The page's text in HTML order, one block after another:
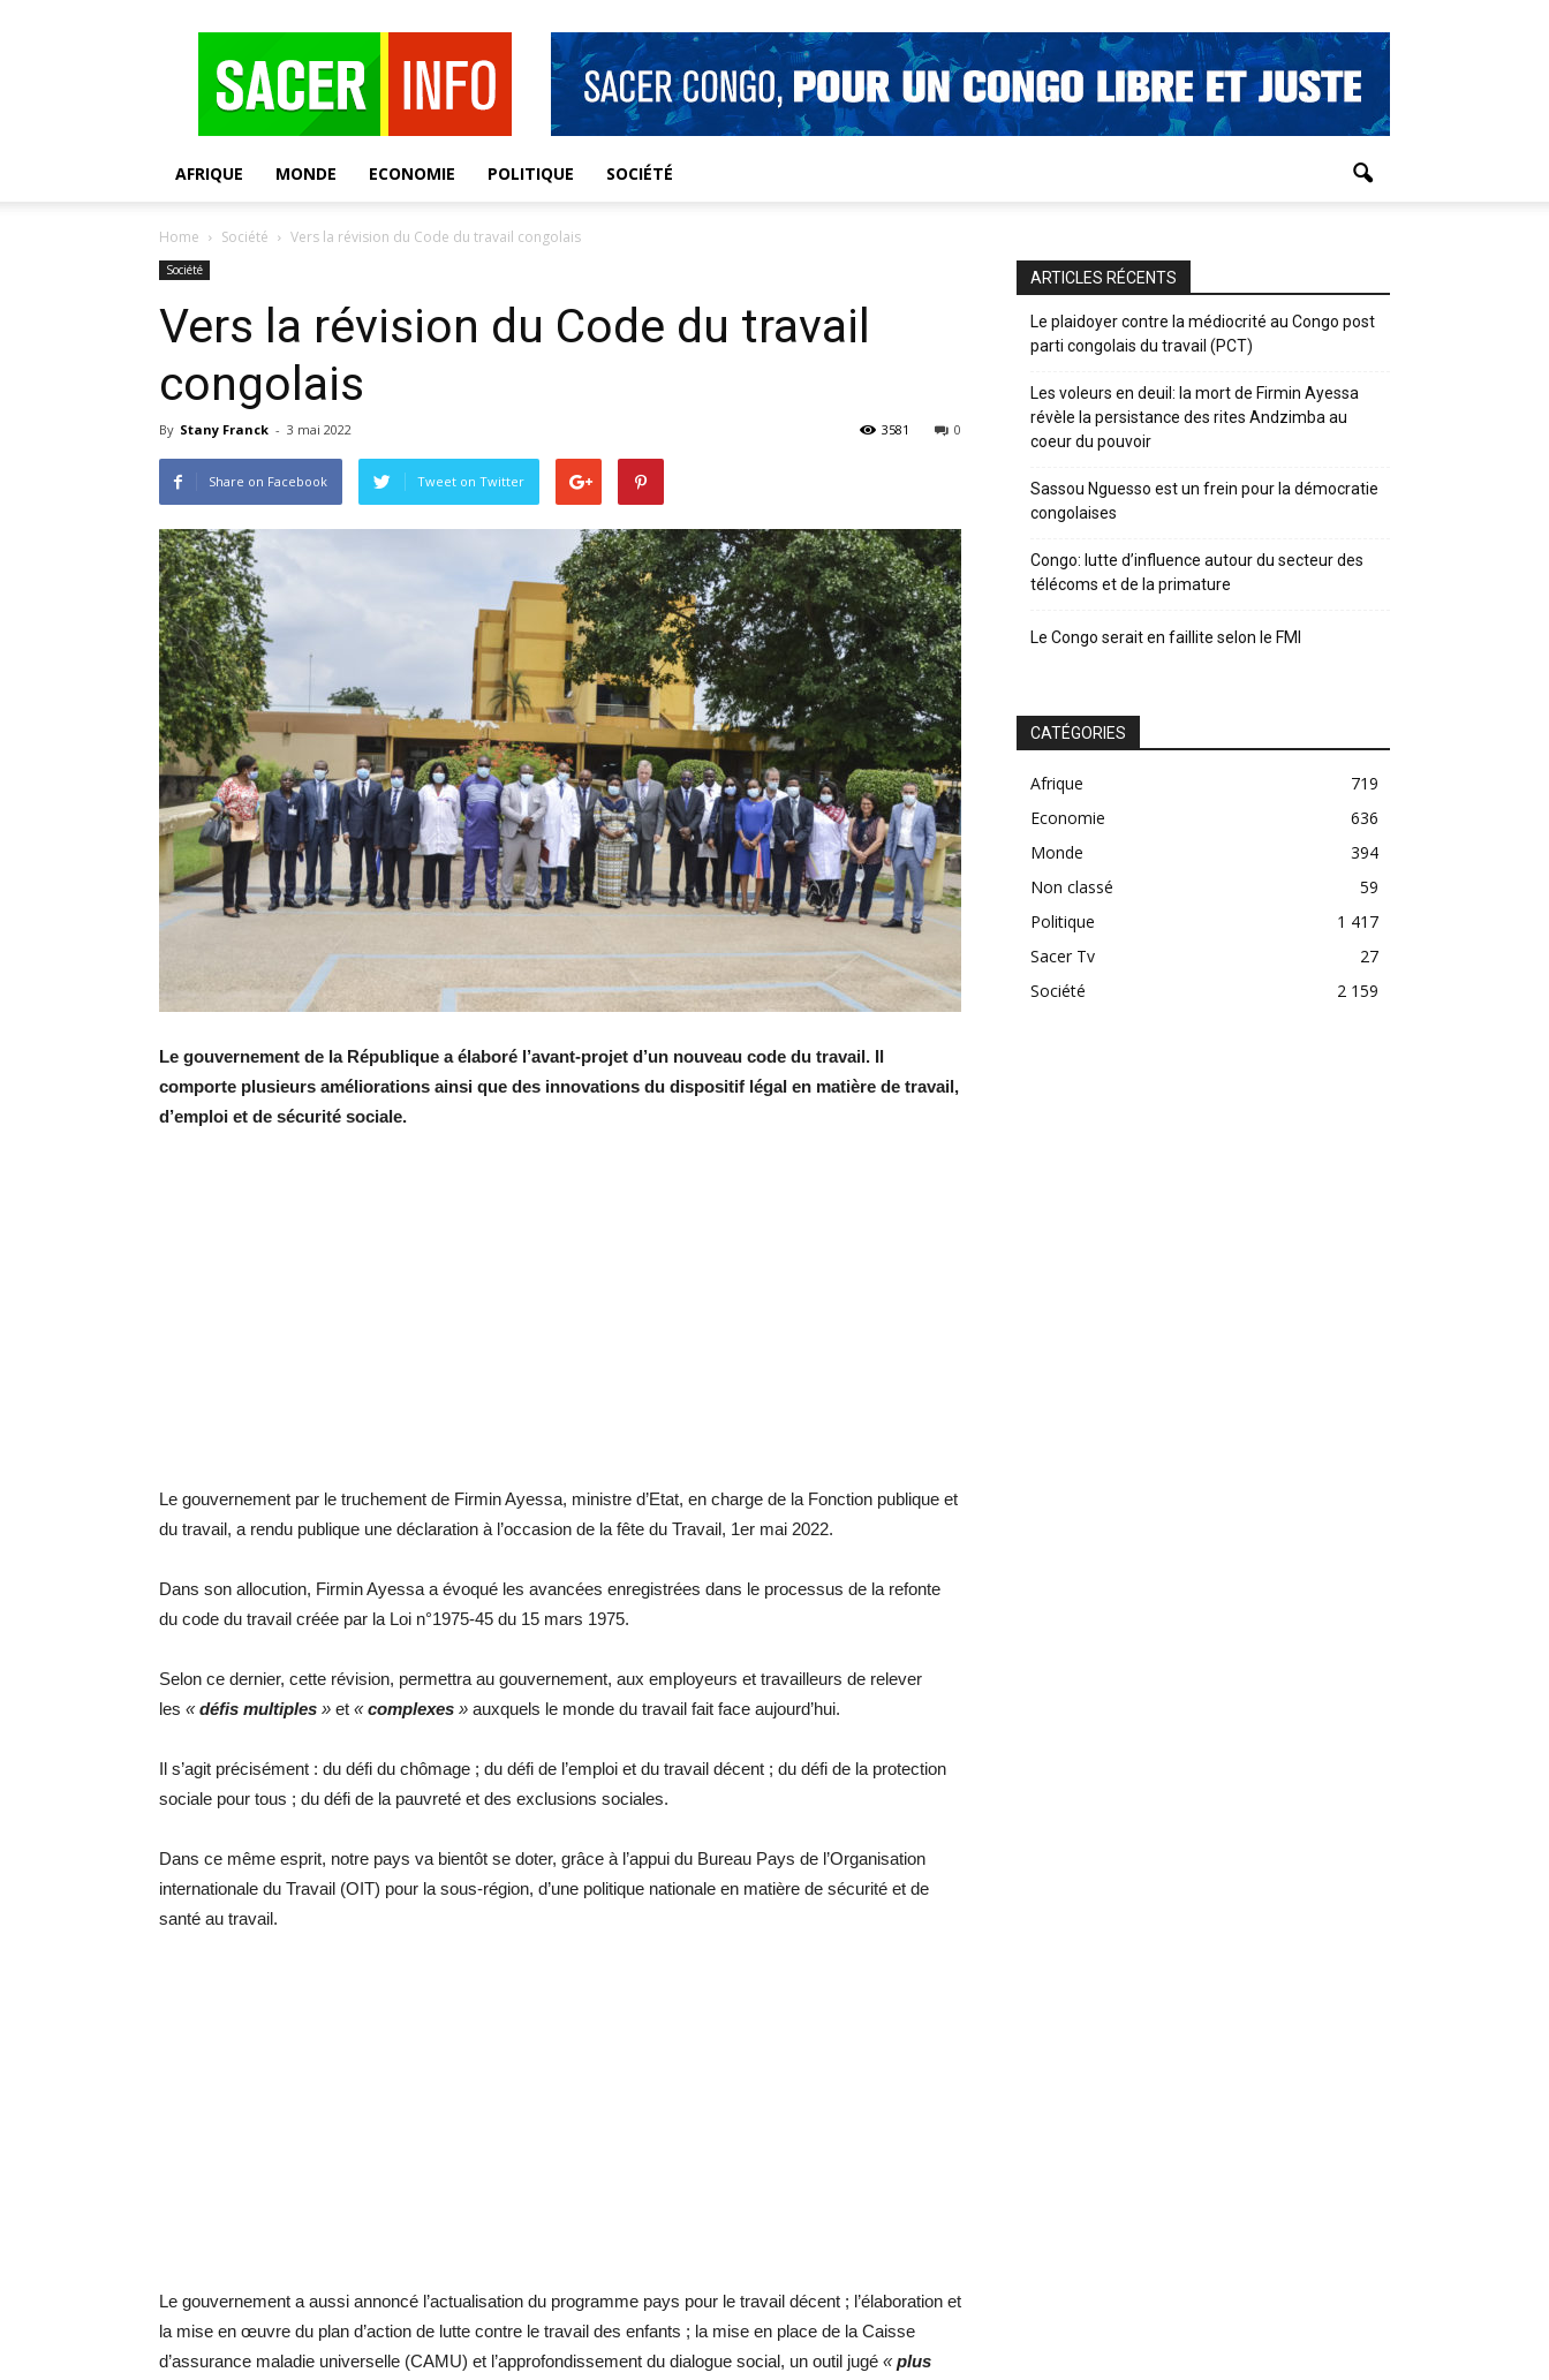
AFRIQUE MONDE ECONOMIE POLITIQUE SOCIÉTÉ
Home Société Vers la révision du Code du travail congolais
Société
Vers la révision du Code du travail
congolais
By Stany Franck - 3 mai 2022 0
3581
Share on Facebook Tweet on Twitter
Le gouvernement de la République a élaboré l’avant-projet d’un nouveau code du travail. Il
comporte plusieurs améliorations ainsi que des innovations du dispositif légal en matière de travail,
d’emploi et de sécurité sociale.
Le gouvernement par le truchement de Firmin Ayessa, ministre d’Etat, en charge de la Fonction publique et
du travail, a rendu publique une déclaration à l’occasion de la fête du Travail, 1er mai 2022.
Dans son allocution, Firmin Ayessa a évoqué les avancées enregistrées dans le processus de la refonte
du code du travail créée par la Loi n°1975-45 du 15 mars 1975.
Selon ce dernier, cette révision, permettra au gouvernement, aux employeurs et travailleurs de relever
les «défis multiples » et «complexes » auxquels le monde du travail fait face aujourd’hui.
Il s’agit précisément : du défi du chômage ; du défi de l’emploi et du travail décent ; du défi de la protection
sociale pour tous ; du défi de la pauvreté et des exclusions sociales.
Dans ce même esprit, notre pays va bientôt se doter, grâce à l’appui du Bureau Pays de l’Organisation
internationale du Travail (OIT) pour la sous-région, d’une politique nationale en matière de sécurité et de
santé au travail.
Le gouvernement a aussi annoncé l’actualisation du programme pays pour le travail décent ; l’élaboration et
la mise en œuvre du plan d’action de lutte contre le travail des enfants ; la mise en place de la Caisse
d’assurance maladie universelle (CAMU) et l’approfondissement du dialogue social, un outil jugé «plus
ARTICLES RÉCENTS
Le plaidoyer contre la médiocrité au Congo post
parti congolais du travail (PCT)
Les voleurs en deuil: la mort de Firmin Ayessa
révèle la persistance des rites Andzimba au
coeur du pouvoir
Sassou Nguesso est un frein pour la démocratie
congolaises
Congo: lutte d’influence autour du secteur des
télécoms et de la primature
Le Congo serait en faillite selon le FMI
CATÉGORIES
Afrique
719
Economie
636
Monde
394
Non classé
59
Politique
1 417
Sacer Tv
27
Société
2 159